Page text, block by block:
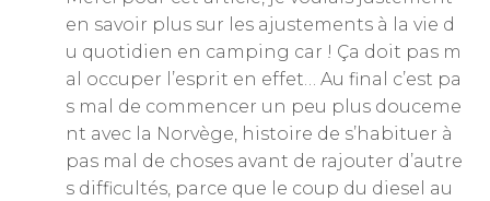
en savoir plus sur les ajustements à la vie d
u quotidien en camping car ! Ça doit pas m
al occuper l’esprit en effet… Au final c’est pa
s mal de commencer un peu plus douceme
nt avec la Norvège, histoire de s’habituer à
pas mal de choses avant de rajouter d’autre
s difficultés, parce que le coup du diesel au